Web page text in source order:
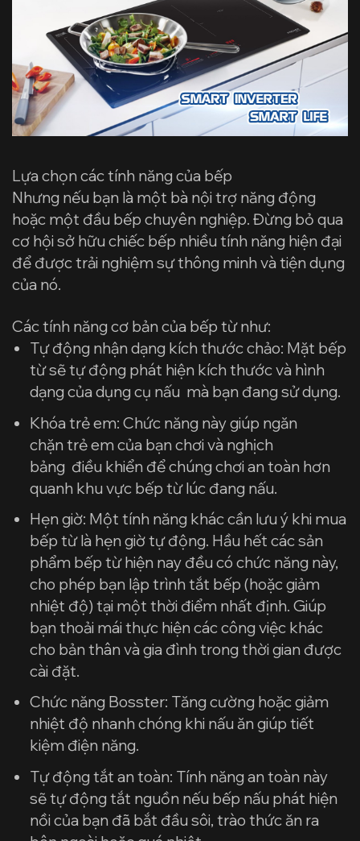
Lựa chọn các tính năng của bếp
Nhưng nếu bạn là một bà nội trợ năng động
hoặc một đầu bếp chuyên nghiệp. Đừng bỏ qua
cơ hội sở hữu chiếc bếp nhiều tính năng hiện đại
để được trải nghiệm sự thông minh và tiện dụng
của nó.
Các tính năng cơ bản của bếp từ như:
Tự động nhận dạng kích thước chảo: Mặt bếp
từ sẽ tự động phát hiện kích thước và hình
dạng của dụng cụ nấu mà bạn đang sử dụng.
Khóa trẻ em: Chức năng này giúp ngăn
chặn trẻ em của bạn chơi và nghịch
bảng điều khiển để chúng chơi an toàn hơn
quanh khu vực bếp từ lúc đang nấu.
Hẹn giờ: Một tính năng khác cần lưu ý khi mua
bếp từ là hẹn giờ tự động. Hầu hết các sản
phẩm bếp từ hiện nay đều có chức năng này,
cho phép bạn lập trình tắt bếp (hoặc giảm
nhiệt độ) tại một thời điểm nhất định. Giúp
bạn thoải mái thực hiện các công việc khác
cho bản thân và gia đình trong thời gian được
cài đặt.
Chức năng Bosster: Tăng cường hoặc giảm
nhiệt độ nhanh chóng khi nấu ăn giúp tiết
kiệm điện năng.
Tự động tắt an toàn: Tính năng an toàn này
sẽ tự động tắt nguồn nếu bếp nấu phát hiện
nồi của bạn đã bắt đầu sôi, trào thức ăn ra